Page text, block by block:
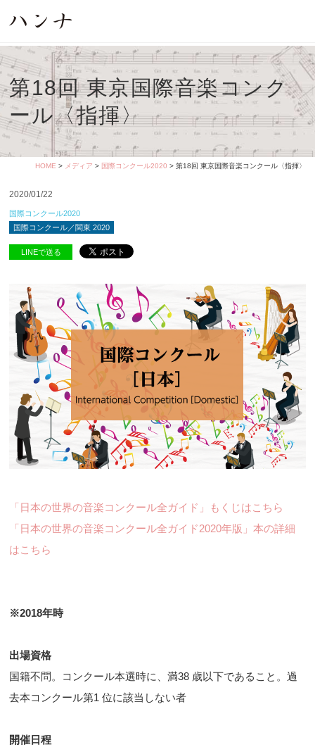
第18回 東京国際音楽コンク
ール〈指揮〉
HOME > メディア > 国際コンクール2020 > 第18回 東京国際音楽コンクール〈指揮〉
2020/01/22
国際コンクール2020
国際コンクール／関東 2020
LINEで送る
「日本の世界の音楽コンクール全ガイド」もくじはこちら
「日本の世界の音楽コンクール全ガイド2020年版」本の詳細
はこちら
※2018年時
出場資格
国籍不問。コンクール本選時に、満38 歳以下であること。過
去本コンクール第1 位に該当しない者
開催日程